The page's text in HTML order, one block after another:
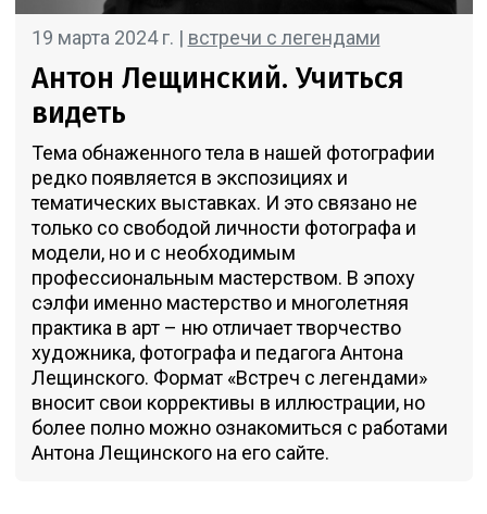
19 марта 2024 г. | встречи с легендами
Антон Лещинский. Учиться
видеть
Тема обнаженного тела в нашей фотографии
редко появляется в экспозициях и
тематических выставках. И это связано не
только со свободой личности фотографа и
модели, но и с необходимым
профессиональным мастерством. В эпоху
сэлфи именно мастерство и многолетняя
практика в арт – ню отличает творчество
художника, фотографа и педагога Антона
Лещинского. Формат «Встреч с легендами»
вносит свои коррективы в иллюстрации, но
более полно можно ознакомиться с работами
Антона Лещинского на его сайте.